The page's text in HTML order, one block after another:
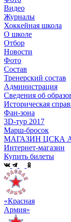
Видео
Журналы
Хоккейная школа
О школе
Отбор
Новости
Фото
Состав
Тренерский состав
Администрация
Сведения об
Историческая
Фан-зона
3D-тур 2017
Марш-бросок
МАГАЗИН ЦСКА
Интернет-магазин
Купить билеты
«Красная
Армия»